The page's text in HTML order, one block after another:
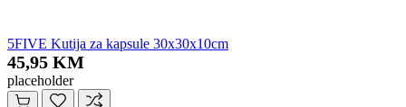
5FIVE Kutija za kapsule 30x30x10cm
45,95 KM
placeholder